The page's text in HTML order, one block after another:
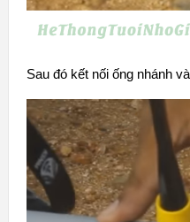
Sau đó kết nối ống nhánh